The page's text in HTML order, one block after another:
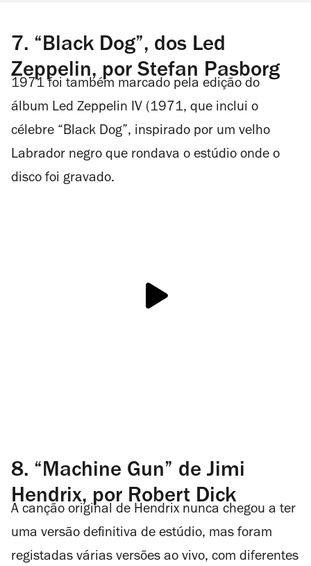
7. “Black Dog”, dos Led
Zeppelin, por Stefan Pasborg
1971 foi também marcado pela edição do
álbum Led Zeppelin IV (1971, que inclui o
célebre “Black Dog”, inspirado por um velho
Labrador negro que rondava o estúdio onde o
disco foi gravado.
8. “Machine Gun” de Jimi
Hendrix, por Robert Dick
A canção original de Hendrix nunca chegou a ter
uma versão definitiva de estúdio, mas foram
registadas várias versões ao vivo, com diferentes